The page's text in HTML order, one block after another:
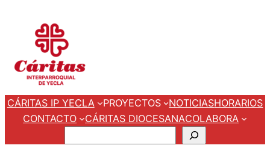
contenido
CÁRITAS IP YECLA PROYECTOS NOTICIASHORARIOS
CONTACTO
CÁRITAS DIOCESANACOLABORA